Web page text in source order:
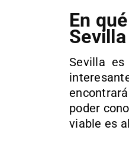
En
Sevilla
Sevilla
poder
viable es